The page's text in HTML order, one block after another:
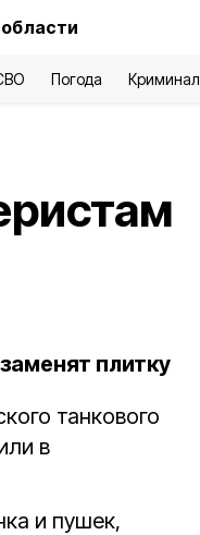
Погода Криминал
плитку
танкового
в
и пушек,